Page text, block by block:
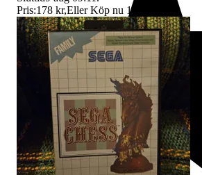
Pris:178 kr,Eller Köp nu 195 kr